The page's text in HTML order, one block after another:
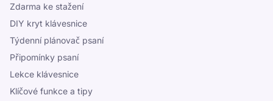
Zdarma ke stažení
DIY kryt klávesnice
Týdenní plánovač psaní
Připomínky psaní
Lekce klávesnice
Klíčové funkce a tipy